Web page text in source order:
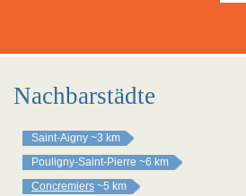
Nachbarstädte
Saint-Aigny ~3 km
Pouligny-Saint-Pierre ~6 km
Concremiers ~5 km